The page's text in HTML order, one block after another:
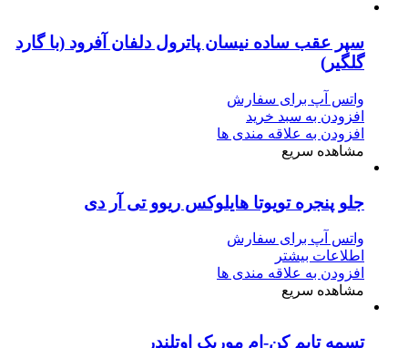
سپر عقب ساده نیسان پاترول دلفان آفرود (با گارد
گلگیر)
واتس آپ برای سفارش
افزودن به سبد خرید
افزودن به علاقه مندی ها
مشاهده سریع
جلو پنجره تویوتا هایلوکس ریوو تی آر دی
واتس آپ برای سفارش
اطلاعات بیشتر
افزودن به علاقه مندی ها
مشاهده سریع
تسمه تایم کن-ام موریک اوتلندر